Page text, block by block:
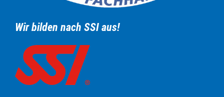
Wir bilden nach SSI aus!